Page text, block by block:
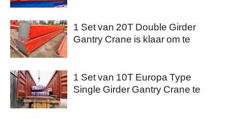
1 Set van 20T Double Girder
Gantry Crane is klaar om te
1 Set van 10T Europa Type
Single Girder Gantry Crane te